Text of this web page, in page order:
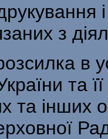
з
в
та
та інших